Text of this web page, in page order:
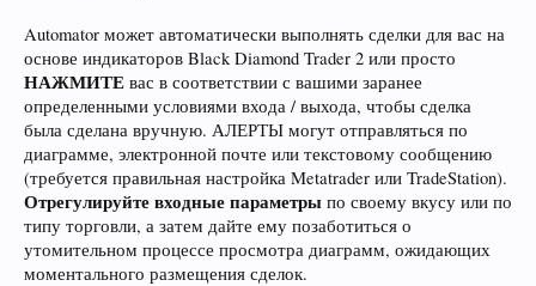
Automator может автоматически выполнять сделки для вас на
основе индикаторов Black Diamond Trader 2 или просто
НАЖМИТЕ вас в соответствии с вашими заранее
определенными условиями входа / выхода, чтобы сделка
была сделана вручную. АЛЕРТЫ могут отправляться по
диаграмме, электронной почте или текстовому сообщению
(требуется правильная настройка Metatrader или TradeStation).
Отрегулируйте входные параметры по своему вкусу или по
типу торговли, а затем дайте ему позаботиться о
утомительном процессе просмотра диаграмм, ожидающих
моментального размещения сделок.